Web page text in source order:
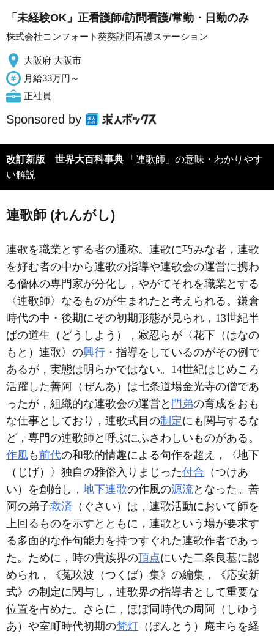
「未経験OK」正看護師/訪問看護/常勤・日勤のみ
株式会社コンフォート葵葵訪問看護ステーション
大阪府 大阪市
月給33万円～
正社員
Sponsored by
改訂新版 世界大百科事典 「連歌師」の意味・わかりやす
い解説
連歌師 (れんがし)
連歌を職業とする者の通称。連歌に巧みな者，連歌
を好む者の中から連歌の指導や連歌会の運営に携わ
る僧体の専門家が分化し，やがてそれを職業とする
〈連歌師〉なるものが生まれたと考えられる。鎌倉
時代の中・後期にその初期形態が見られ，13世紀半
ばの道生（どうしよう），寂忍らが〈花下（はなの
もと）連歌〉の興行 ・指導をしているのがその例で
あるが，実態は明らかではない。14世紀はじめころ
活躍した善阿（ぜんあ）は七条道場金光寺の僧であ
ったが，組織的な連歌会の運営と 門弟の育成をおも
な仕事としており，連歌式目の制定にも関与するな
ど，専門の連歌師と呼ぶにふさわしいものがある。
作風も前代の和歌的情趣による句作を超え，〈地下
（じげ）〉独自の雅俗入りまじった付合 （つけあ
い）を創始し， 地下連歌の作風の源流となった。善
阿の弟子救済 （ぐさい）は，連歌活動において師を
上回るものを示すとともに，連歌という場が要求す
る多面的な作句能力を持つすぐれた連歌作者であっ
た。ために，時の貴族界の頂点にいた二条良基に認
められ，《菟玖波（つくば）集》の編集，《応安新
式》の制定に関与し，連歌界の指導者として重要な
位置を占めた。さらに，ほぼ同時代の周阿（しゆう
あ）や室町時代初期の梵灯 （ぼんとう）庵主らを経